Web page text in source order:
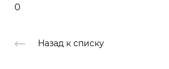
0
Назад к списку